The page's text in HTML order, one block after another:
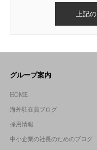
グループ案内
HOME
海外駐在員ブログ
採用情報
中小企業の社長のためのブログ